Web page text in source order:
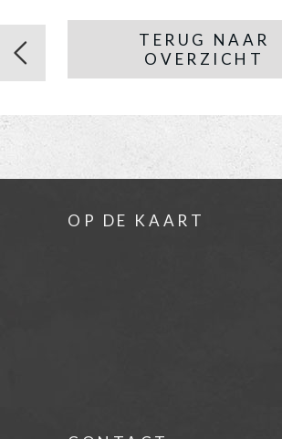
TERUG NAAR
OVERZICHT
OP DE KAART